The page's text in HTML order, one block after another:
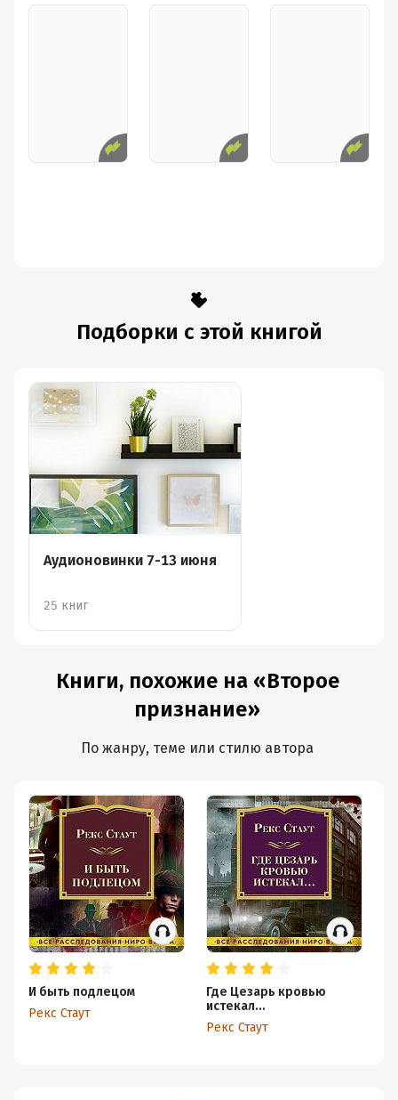
Подборки с этой книгой
Аудионовинки 7-13 июня
25 книг
Книги, похожие на «Второе
признание»
По жанру, теме или стилю автора
И быть подлецом
Рекс Стаут
Где Цезарь кровью
истекал…
Рекс Стаут